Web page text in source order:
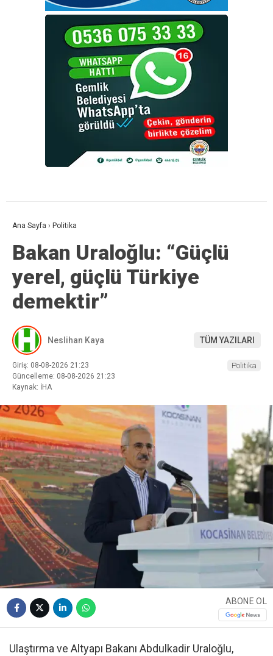
Ana Sayfa › Politika
Bakan Uraloğlu: “Güçlü
yerel, güçlü Türkiye
demektir”
Neslihan Kaya TÜM YAZILARI
Giriş: 08-08-2026 21:23
Güncelleme: 08-08-2026 21:23
Kaynak: İHA
Politika
ABONE OL
Ulaştırma ve Altyapı Bakanı Abdulkadir Uraloğlu,